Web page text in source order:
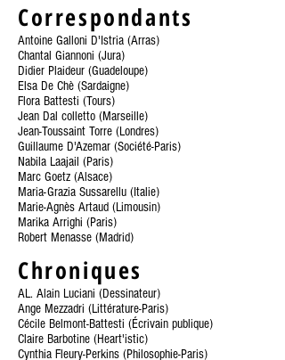
Correspondants
Antoine Galloni D'Istria (Arras)
Chantal Giannoni (Jura)
Didier Plaideur (Guadeloupe)
Elsa De Chè (Sardaigne)
Flora Battesti (Tours)
Jean Dal colletto (Marseille)
Jean-Toussaint Torre (Londres)
Guillaume D'Azemar (Société-Paris)
Nabila Laajail (Paris)
Marc Goetz (Alsace)
Maria-Grazia Sussarellu (Italie)
Marie-Agnès Artaud (Limousin)
Marika Arrighi (Paris)
Robert Menasse (Madrid)
Chroniques
AL. Alain Luciani (Dessinateur)
Ange Mezzadri (Littérature-Paris)
Cécile Belmont-Battesti (Écrivain publique)
Claire Barbotine (Heart'istic)
Cynthia Fleury-Perkins (Philosophie-Paris)